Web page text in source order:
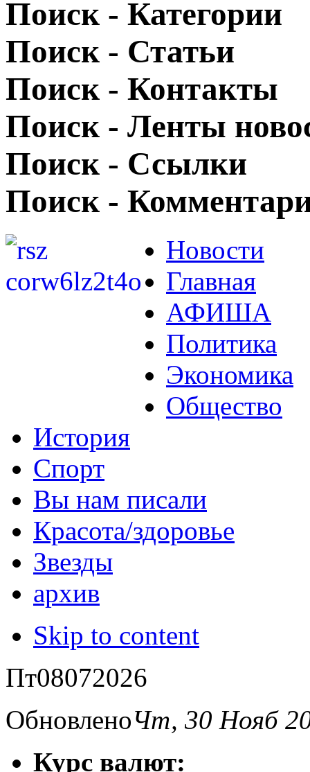
Поиск - Категории
Поиск - Статьи
Поиск - Контакты
Поиск - Ленты
Поиск - Ссылки
Поиск -
Новости
Главная
АФИША
Политика
Экономика
Общество
История
Спорт
Вы нам писали
Красота/здоровье
Звезды
архив
Skip to content
Пт08072026
ОбновленоЧт, 30 Нояб
Курс валют: